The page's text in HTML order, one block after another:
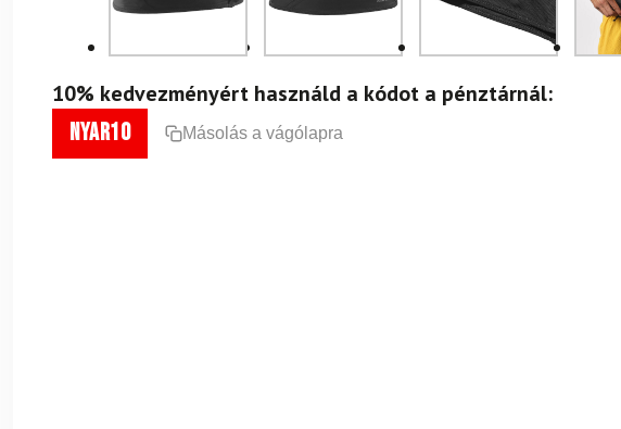
10% kedvezményért használd a kódot a pénztárnál:
nyar10 Másolás a vágólapra